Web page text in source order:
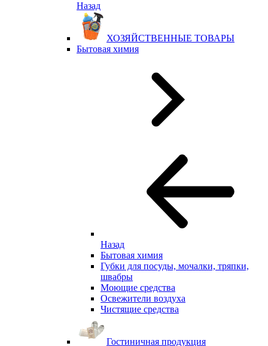
Назад
ХОЗЯЙСТВЕННЫЕ ТОВАРЫ
Бытовая химия
Назад
Бытовая химия
Губки для посуды, мочалки, тряпки,
швабры
Моющие средства
Освежители воздуха
Чистящие средства
Гостиничная продукция